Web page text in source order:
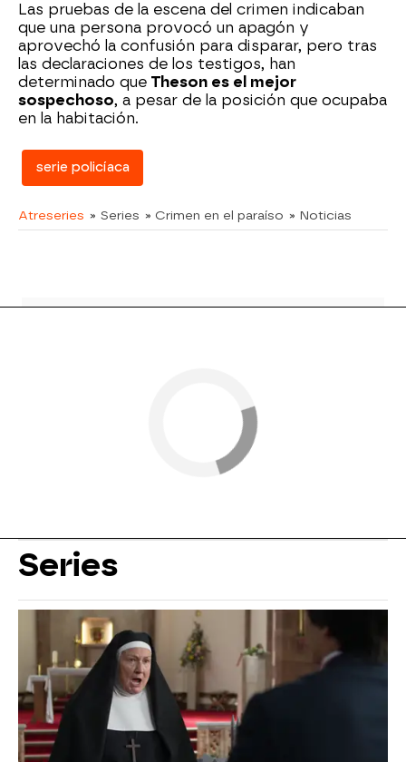
Las pruebas de la escena del crimen indicaban
que una persona provocó un apagón y
aprovechó la confusión para disparar, pero tras
las declaraciones de los testigos, han
determinado que Theson es el mejor
sospechoso, a pesar de la posición que ocupaba
en la habitación.
serie policíaca
Atreseries » Series » Crimen en el paraíso » Noticias
Series